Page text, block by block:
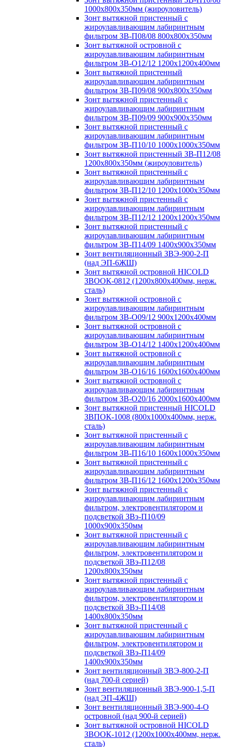
1000х800х350мм (жироуловитель)
Зонт вытяжной пристенный с
жироулавливающим лабиринтным
фильтром ЗВ-П08/08 800х800х350мм
Зонт вытяжной островной с
жироулавливающим лабиринтным
фильтром ЗВ-О12/12 1200х1200х400мм
Зонт вытяжной пристенный
жироулавливающим лабиринтным
фильтром ЗВ-П09/08 900х800х350мм
Зонт вытяжной пристенный с
жироулавливающим лабиринтным
фильтром ЗВ-П09/09 900х900х350мм
Зонт вытяжной пристенный с
жироулавливающим лабиринтным
фильтром ЗВ-П10/10 1000х1000х350мм
Зонт вытяжной пристенный ЗВ-П12/08
1200х800х350мм (жироуловитель)
Зонт вытяжной пристенный с
жироулавливающим лабиринтным
фильтром ЗВ-П12/10 1200х1000х350мм
Зонт вытяжной пристенный с
жироулавливающим лабиринтным
фильтром ЗВ-П12/12 1200х1200х350мм
Зонт вытяжной пристенный с
жироулавливающим лабиринтным
фильтром ЗВ-П14/09 1400х900х350мм
Зонт вентиляционный ЗВЭ-900-2-П
(над ЭП-6ЖШ)
Зонт вытяжной островной HICOLD
ЗВООК-0812 (1200х800x400мм, нерж.
сталь)
Зонт вытяжной островной с
жироулавливающим лабиринтным
фильтром ЗВ-О09/12 900х1200х400мм
Зонт вытяжной островной с
жироулавливающим лабиринтным
фильтром ЗВ-О14/12 1400х1200х400мм
Зонт вытяжной островной с
жироулавливающим лабиринтным
фильтром ЗВ-О16/16 1600х1600х400мм
Зонт вытяжной островной с
жироулавливающим лабиринтным
фильтром ЗВ-О20/16 2000х1600х400мм
Зонт вытяжной пристенный HICOLD
ЗВПОК-1008 (800х1000х400мм, нерж.
сталь)
Зонт вытяжной пристенный с
жироулавливающим лабиринтным
фильтром ЗВ-П16/10 1600х1000х350мм
Зонт вытяжной пристенный с
жироулавливающим лабиринтным
фильтром ЗВ-П16/12 1600х1200х350мм
Зонт вытяжной пристенный с
жироулавливающим лабиринтным
фильтром, электровентилятором и
подсветкой ЗВэ-П10/09
1000х900х350мм
Зонт вытяжной пристенный с
жироулавливающим лабиринтным
фильтром, электровентилятором и
подсветкой ЗВэ-П12/08
1200х800х350мм
Зонт вытяжной пристенный с
жироулавливающим лабиринтным
фильтром, электровентилятором и
подсветкой ЗВэ-П14/08
1400х800х350мм
Зонт вытяжной пристенный с
жироулавливающим лабиринтным
фильтром, электровентилятором и
подсветкой ЗВэ-П14/09
1400х900х350мм
Зонт вентиляционный ЗВЭ-800-2-П
(над 700-й серией)
Зонт вентиляционный ЗВЭ-900-1,5-П
(над ЭП-4ЖШ)
Зонт вентиляционный ЗВЭ-900-4-О
островной (над 900-й серией)
Зонт вытяжной островной HICOLD
ЗВООК-1012 (1200х1000х400мм, нерж.
сталь)